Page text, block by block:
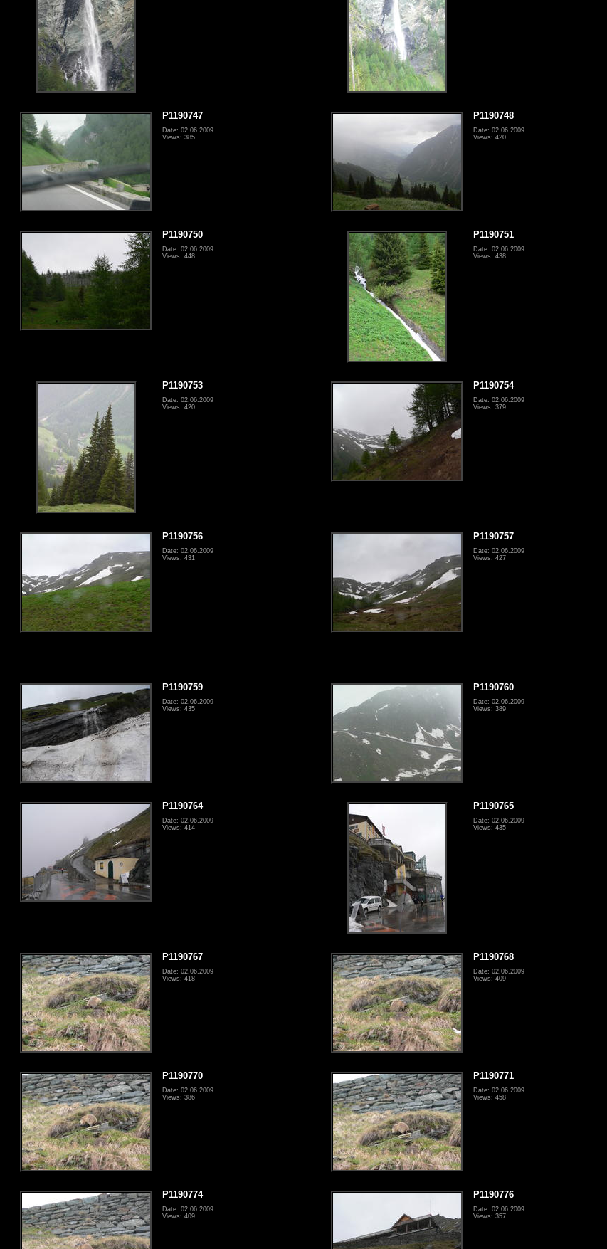
P1190747
Date: 02.06.2009
Views: 385
P1190748
Date: 02.06.2009
Views: 420
P1190750
Date: 02.06.2009
Views: 448
P1190751
Date: 02.06.2009
Views: 438
P1190753
Date: 02.06.2009
Views: 420
P1190754
Date: 02.06.2009
Views: 379
P1190756
Date: 02.06.2009
Views: 431
P1190757
Date: 02.06.2009
Views: 427
P1190759
Date: 02.06.2009
Views: 435
P1190760
Date: 02.06.2009
Views: 389
P1190764
Date: 02.06.2009
Views: 414
P1190765
Date: 02.06.2009
Views: 435
P1190767
Date: 02.06.2009
Views: 418
P1190768
Date: 02.06.2009
Views: 409
P1190770
Date: 02.06.2009
Views: 386
P1190771
Date: 02.06.2009
Views: 458
P1190774
Date: 02.06.2009
Views: 409
P1190776
Date: 02.06.2009
Views: 357